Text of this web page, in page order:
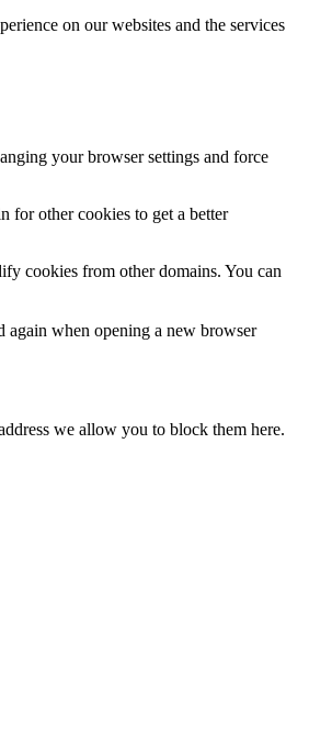
on our websites and the services
your browser settings and force
for other cookies to get a better
cookies from other domains. You can
again when opening a new browser
we allow you to block them here.